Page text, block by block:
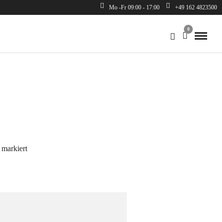
Mo -Fr 09:00 - 17:00 +49 162 4823500
0
markiert